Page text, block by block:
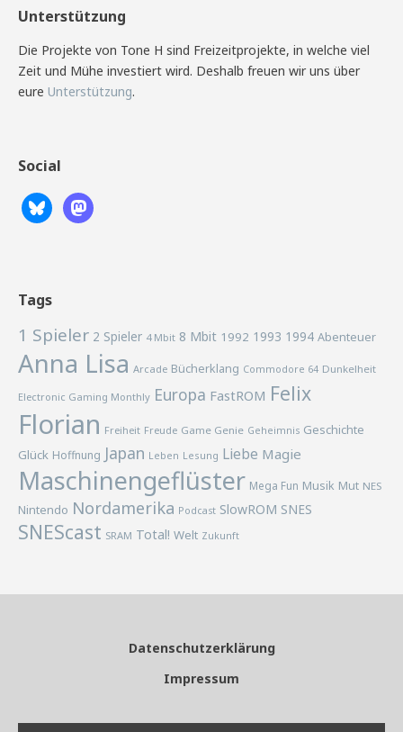
Unterstützung
Die Projekte von Tone H sind Freizeitprojekte, in welche viel
Zeit und Mühe investiert wird. Deshalb freuen wir uns über
eure Unterstützung.
Social
Tags
1 Spieler 2 Spieler 4 Mbit 8 Mbit 1992 1993 1994 Abenteuer
Anna Lisa Arcade Bücherklang Commodore 64 Dunkelheit
Electronic Gaming Monthly Europa FastROM Felix
Florian Freiheit Freude Game Genie Geheimnis Geschichte
Glück Hoffnung Japan Leben Lesung Liebe Magie
Maschinengeflüster Mega Fun Musik Mut NES
Nintendo Nordamerika Podcast SlowROM SNES
SNEScast SRAM Total! Welt Zukunft
Datenschutzerklärung
Impressum